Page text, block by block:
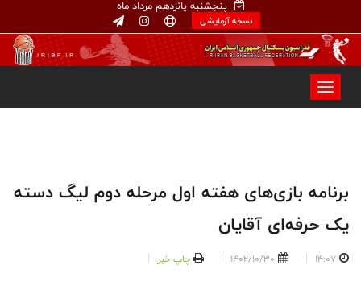
پنجشنبه پانزدهم مرداد ماه
نسخه آزمایشی
برنامه بازی‌های هفته اول مرحله دوم لیگ دسته
یک حرفه‌ای آقایان
14:07
1402/10/30 چاپ خبر